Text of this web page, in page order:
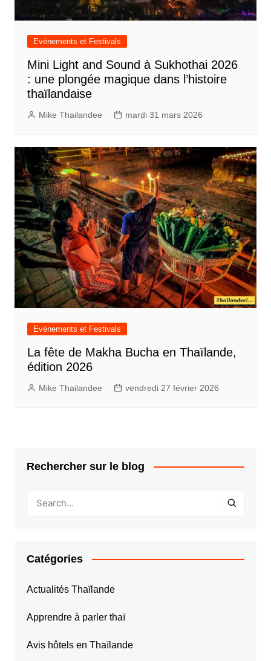
Evénements et Festivals
Mini Light and Sound à Sukhothai 2026
: une plongée magique dans l’histoire
thaïlandaise
Mike Thailandee mardi 31 mars 2026
Evénements et Festivals
La fête de Makha Bucha en Thaïlande,
édition 2026
Mike Thailandee vendredi 27 février 2026
Rechercher sur le blog
Catégories
Actualités Thaïlande
Apprendre à parler thaï
Avis hôtels en Thaïlande